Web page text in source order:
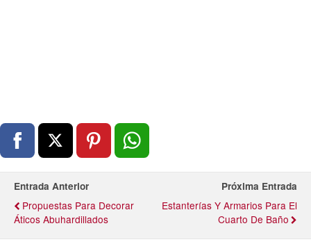
Entrada Anterior
Propuestas Para Decorar
Áticos Abuhardillados
Próxima Entrada
Estanterías Y Armarios Para El
Cuarto De Baño